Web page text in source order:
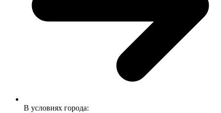
В условиях города: